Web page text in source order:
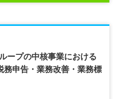
ープの中核事業における
務申告・業務改善・業務標